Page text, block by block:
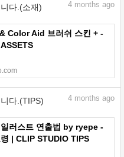
다.(소재) 4 months ago
Color Aid 브러쉬 스킨 + -
다.(TIPS) 4 months ago
러스트 연출법 by ryepe -
| CLIP STUDIO TIPS